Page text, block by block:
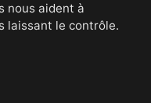
nous aident à
laissant le contrôle.